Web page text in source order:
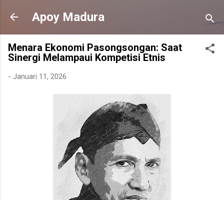
Langsung ke konten utama
Apoy Madura
Menara Ekonomi Pasongsongan: Saat
Sinergi Melampaui Kompetisi Etnis
- Januari 11, 2026